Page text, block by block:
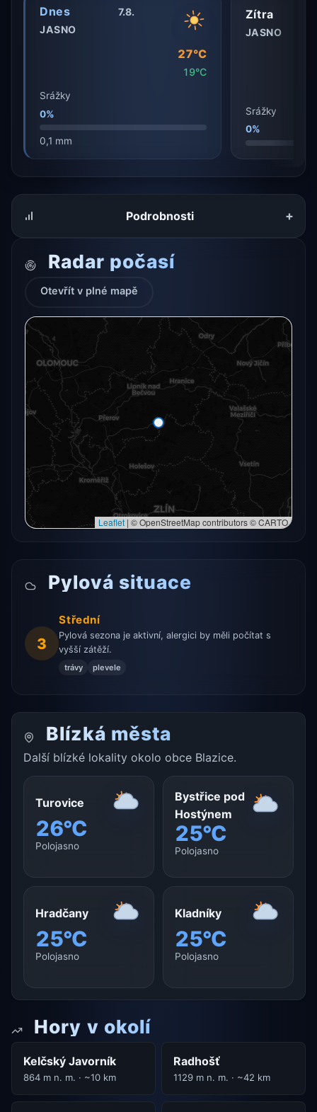
Dnes
7.8.
JASNO
27°C
19°C
Srážky
0%
0,1 mm
Zítra
JASNO
Srážky
0%
Podrobnosti +
Radar počasí
Otevřít v plné mapě
Radarový snímek momentálně není dostupný.
Otevřít v plné mapě
Zkusit znovu
Otevřít v plné mapě →
Leaflet | © OpenStreetMap contributors © CARTO
Pylová situace
3
Střední
Pylová sezona je aktivní, alergici by měli počítat s
vyšší zátěží.
trávy plevele
Blízká města
Další blízké lokality okolo obce Blazice.
Turovice
26°C
Polojasno
Bystřice pod
Hostýnem
25°C
Polojasno
Hradčany
25°C
Polojasno
Kladníky
25°C
Polojasno
Hory v okolí
Kelčský Javorník
864 m n. m. · ~10 km
Radhošť
1129 m n. m. · ~42 km